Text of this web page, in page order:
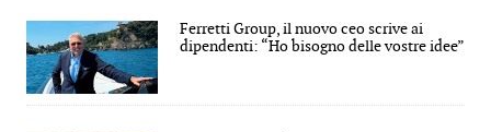
Ferretti Group, il nuovo ceo scrive ai
dipendenti: “Ho bisogno delle vostre idee”